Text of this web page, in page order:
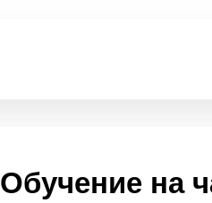
Обучение на